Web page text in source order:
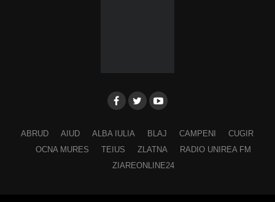
ABRUD AIUD ALBA IULIA BLAJ CAMPENI
CUGIR
OCNA MURES
TEIUS ZLATNA
RADIO UNIREA FM
ZIAREONLINE24